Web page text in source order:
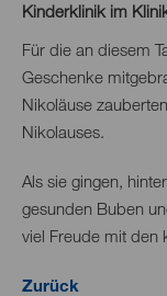
Kinderklinik im
Für die an diesem
Geschenke
Nikoläuse
Nikolauses.
Als sie gingen,
gesunden Buben
viel Freude mit den
Zurück